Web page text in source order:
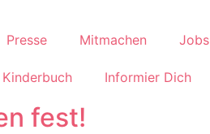
Presse Mitmachen Jobs
Kinderbuch Informier Dich
fest!